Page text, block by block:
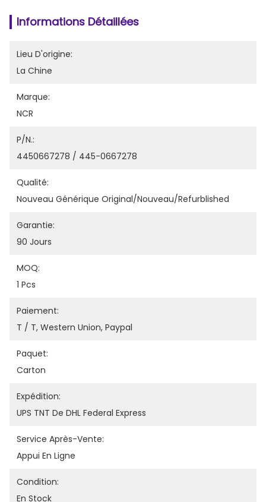
Informations Détaillées
Lieu D'origine:
La Chine
Marque:
NCR
P/N.:
4450667278 / 445-0667278
Qualité:
Nouveau Générique Original/nouveau/refurblished
Garantie:
90 Jours
MOQ:
1 Pcs
Paiement:
T / T, Western Union, Paypal
Paquet:
Carton
Expédition:
UPS TNT De DHL Federal Express
Service Après-Vente:
Appui En Ligne
Condition:
En Stock